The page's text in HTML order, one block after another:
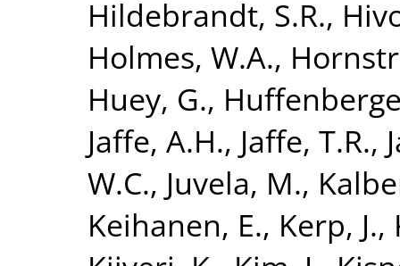
Hildebrandt, S.R.,
Holmes, W.A.,
Huey, G.,
Jaffe, A.H., Jaffe, T.R.,
W.C., Juvela, M.,
Keihanen, E., Kerp, J.,